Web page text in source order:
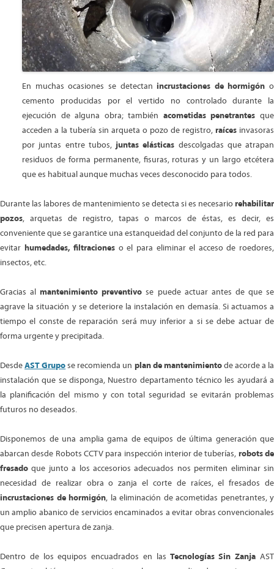
En muchas ocasiones se detectanincrustaciones de hormigón o
cemento producidas por el vertido no controlado durante la
ejecución de alguna obra; también acometidas penetrantes que
acceden a la tubería sin arqueta o pozo de registro, raíces invasoras
por juntas entre tubos, juntas elásticas descolgadas que atrapan
residuos de forma permanente, fisuras, roturas y un largo etcétera
que es habitual aunque muchas veces desconocido para todos.
Durante las labores de mantenimiento se detecta si es necesario rehabilitar
pozos, arquetas de registro, tapas o marcos de éstas, es decir, es
conveniente que se garantice una estanqueidad del conjunto de la red para
evitar humedades, filtraciones o el para eliminar el acceso de roedores,
insectos, etc.
Gracias almantenimiento preventivo se puede actuar antes de que se
agrave la situación y se deteriore la instalación en demasía. Si actuamos a
tiempo el conste de reparación será muy inferior a si se debe actuar de
forma urgente y precipitada.
DesdeAST Grupose recomienda un plan de mantenimientode acorde a la
instalación que se disponga, Nuestro departamento técnico les ayudará a
la planificación del mismo y con total seguridad se evitarán problemas
futuros no deseados.
Disponemos de una amplia gama de equipos de última generación que
abarcan desde Robots CCTV para inspección interior de tuberías, robots de
fresado que junto a los accesorios adecuados nos permiten eliminar sin
necesidad de realizar obra o zanja el corte de raíces, el fresados de
incrustaciones de hormigón, la eliminación de acometidas penetrantes, y
un amplio abanico de servicios encaminados a evitar obras convencionales
que precisen apertura de zanja.
Dentro de los equipos encuadrados en las Tecnologías Sin Zanja AST